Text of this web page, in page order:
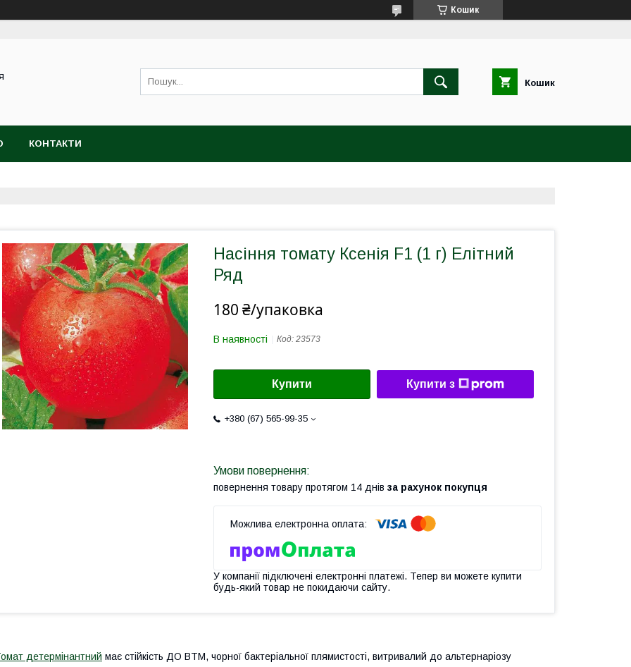
Кошик
Кошик
КОНТАКТИ
Насіння томату Ксенія F1 (1 г) Елітний
Ряд
180 ₴/упаковка
В наявності Код: 23573
Купити Купити з
+380 (67) 565-99-35
повернення товару протягом 14 днів за рахунок покупця
У компанії підключені електронні платежі. Тепер ви можете купити
будь-який товар не покидаючи сайту.
детермінантний має стійкість ДО BTM, чорної бактеріальної плямистості, витривалий до альтернаріозу